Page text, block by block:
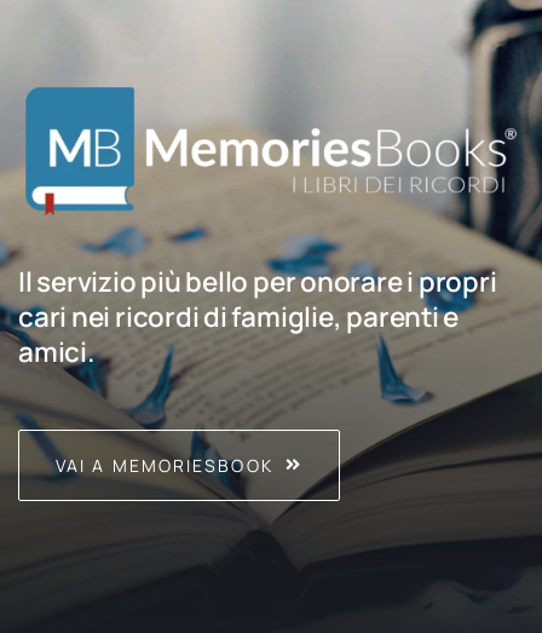
Il servizio più bello per onorare i propri
cari nei ricordi di famiglie, parenti e
amici.
VAI A MEMORIESBOOK